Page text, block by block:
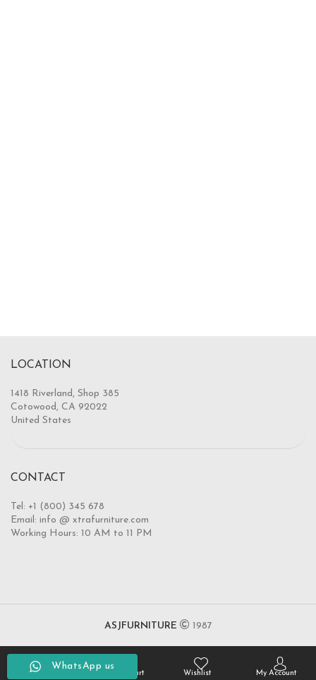
LOCATION
1418 Riverland, Shop 385
Cotowood, CA 92022
United States
CONTACT
Tel: +1 (800) 345 678
Email: info @ xtrafurniture.com
Working Hours: 10 AM to 11 PM
ASJFURNITURE 1987
Home Shopping Cart Wishlist My Account
WhatsApp us